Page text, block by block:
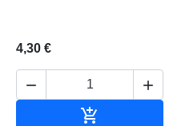
4,30 €
 
